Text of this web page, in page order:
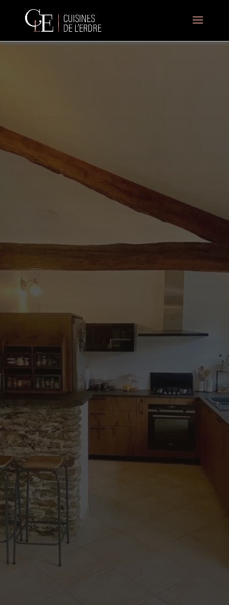
Cuisine réalisée à Sucé
sur Erdre
NOUS CONTACTER